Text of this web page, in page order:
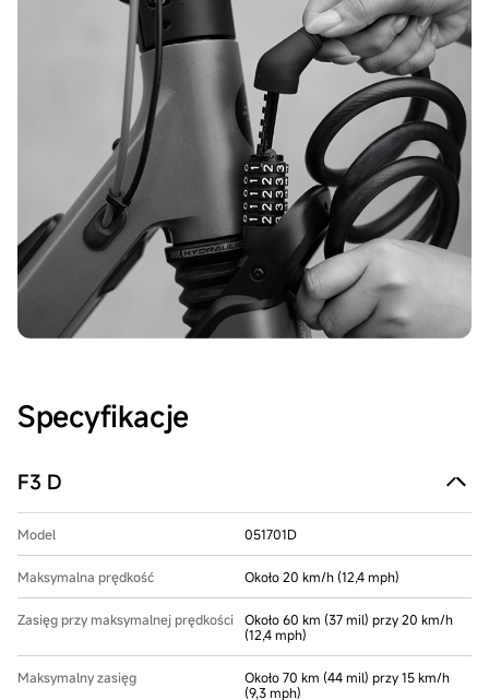
Specyfikacje
F3 D
Model 051701D
Maksymalna prędkość Około 20 km/h (12,4 mph)
Zasięg przy maksymalnej prędkości
Około 60 km (37 mil) przy 20 km/h
(12,4 mph)
Maksymalny zasięg
Około 70 km (44 mil) przy 15 km/h
(9,3 mph)